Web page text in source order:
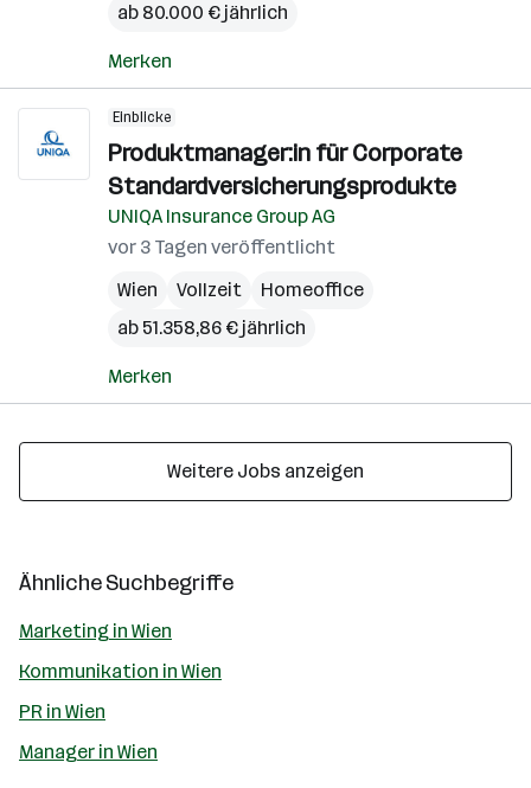
ab 80.000 € jährlich
Merken
Einblicke
Produktmanager:in für Corporate
Standardversicherungsprodukte
UNIQA Insurance Group AG
vor 3 Tagen veröffentlicht
Wien
Vollzeit
Homeoffice
ab 51.358,86 € jährlich
Merken
Weitere Jobs anzeigen
Ähnliche Suchbegriffe
Marketing in Wien
Kommunikation in Wien
PR in Wien
Manager in Wien